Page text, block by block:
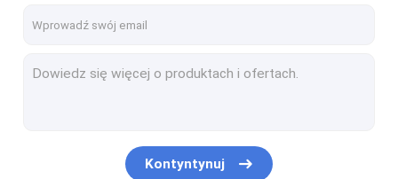
Kontyntynuj